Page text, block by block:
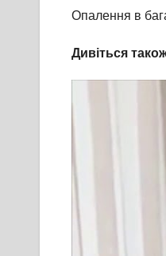
Опалення в
Дивіться